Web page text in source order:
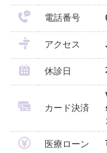
電話番号
アクセス
休診日
カード決済
医療ローン